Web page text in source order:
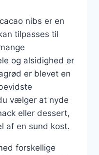
nibs er en
tilpasses til
og alsidighed er
er blevet en
vælger at nyde
eller dessert,
af en sund kost.
forskellige